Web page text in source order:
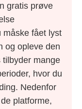
gratis prøve
måske fået lyst
og opleve den
tilbyder mange
hvor du
Nedenfor
platforme,